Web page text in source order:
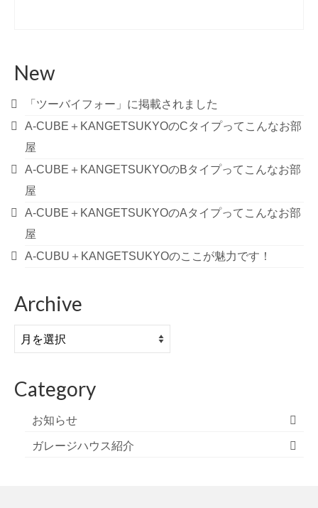
New
「ツーバイフォー」に掲載されました
A-CUBE＋KANGETSUKYOのCタイプってこんなお部
屋
A-CUBE＋KANGETSUKYOのBタイプってこんなお部
屋
A-CUBE＋KANGETSUKYOのAタイプってこんなお部
屋
A-CUBU＋KANGETSUKYOのここが魅力です！
Archive
Archive
Category
お知らせ
ガレージハウス紹介